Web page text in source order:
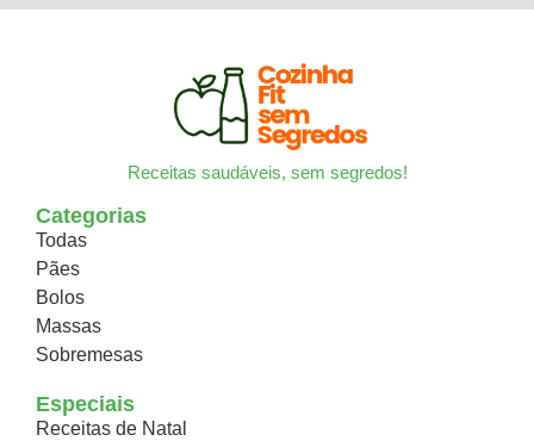
Receitas saudáveis, sem segredos!
Categorias
Todas
Pães
Bolos
Massas
Sobremesas
Especiais
Receitas de Natal